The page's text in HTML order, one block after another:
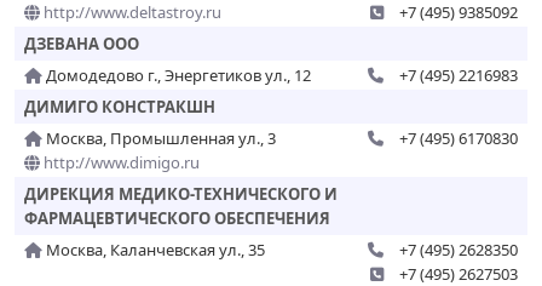
http://www.deltastroy.ru
+7 (495) 9385092
ДЗЕВАНА ООО
Домодедово г., Энергетиков ул., 12
+7 (495) 2216983
ДИМИГО КОНСТРАКШН
Москва, Промышленная ул., 3
http://www.dimigo.ru
+7 (495) 6170830
ДИРЕКЦИЯ МЕДИКО-ТЕХНИЧЕСКОГО И
ФАРМАЦЕВТИЧЕСКОГО ОБЕСПЕЧЕНИЯ
Москва, Каланчевская ул., 35
+7 (495) 2628350
+7 (495) 2627503